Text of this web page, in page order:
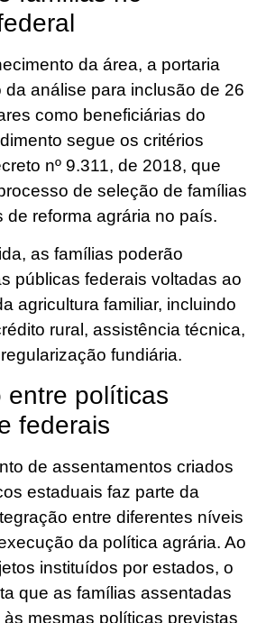
da área, a portaria
da análise para inclusão de 26
como beneficiárias do
segue os critérios
nº 9.311, de 2018, que
de seleção de famílias
de reforma agrária no país.
as famílias poderão
públicas federais voltadas ao
agricultura familiar, incluindo
rural, assistência técnica,
fundiária.
entre políticas
federais
de assentamentos criados
estaduais faz parte da
entre diferentes níveis
da política agrária. Ao
instituídos por estados, o
que as famílias assentadas
mesmas políticas previstas